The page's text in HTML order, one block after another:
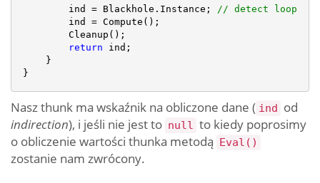
        ind = Blackhole.Instance;
// detect loop
return ind;
Nasz thunk ma wskaźnik na obliczone dane ( ind od
indirection), i jeśli nie jest to null to kiedy poprosimy
o obliczenie wartości thunka metodą Eval()
zostanie nam zwrócony.